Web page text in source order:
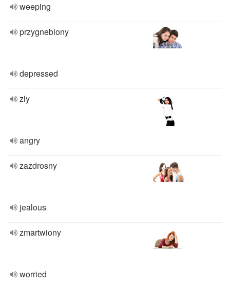
weeping
przygnebiony
depressed
zly
angry
zazdrosny
jealous
zmartwiony
worried